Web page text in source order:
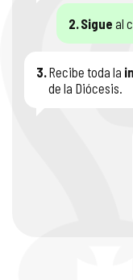
2.Sigue al
3.Recibe toda la
de la Diócesis.